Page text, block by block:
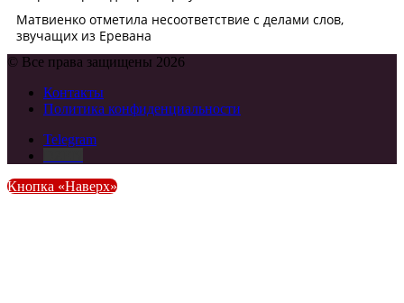
© Все права защищены 2026
Контакты
Политика конфиденциальности
Telegram
Кнопка «Наверх»